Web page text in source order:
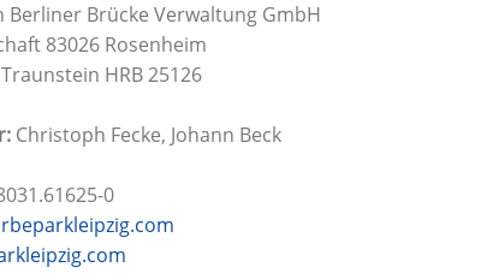
Brücke Verwaltung GmbH
83026 Rosenheim
HRB 25126
Christoph Fecke, Johann Beck
0